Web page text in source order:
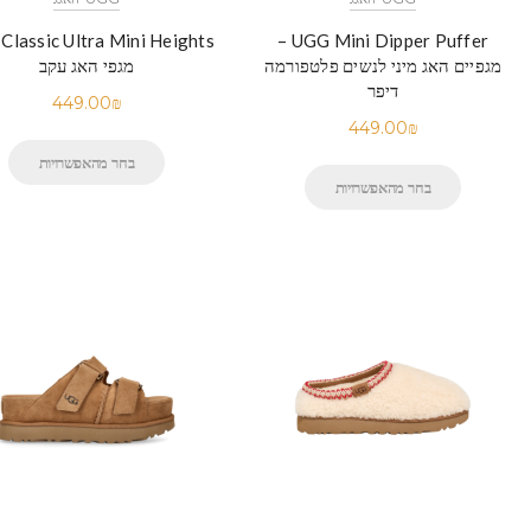
Classic Ultra Mini Heights
מגפי האג עקב
449.00₪
בחר מהאפשרויות
UGG Mini Dipper Puffer –
מגפיים האג מיני לנשים פלטפורמה
דיפר
449.00₪
בחר מהאפשרויות